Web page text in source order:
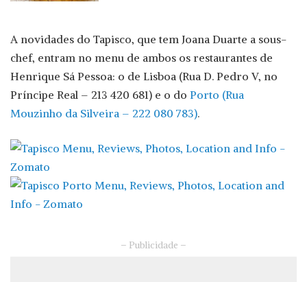
A novidades do Tapisco, que tem Joana Duarte a sous-
chef, entram no menu de ambos os restaurantes de
Henrique Sá Pessoa: o de Lisboa (Rua D. Pedro V, no
Príncipe Real – 213 420 681) e o do Porto (Rua
Mouzinho da Silveira – 222 080 783).
– Publicidade –